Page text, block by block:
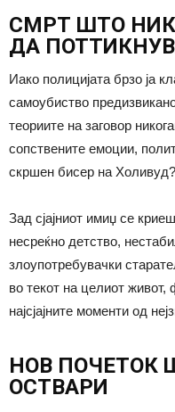
СМРТ ШТО
ДА
Иако полицијата брзо ја
самоубиство
теориите на заговор
сопствените емоции,
скршен бисер на Холивуд?
Зад сјајниот имиџ се
несреќно детство,
злоупотребувачки
во текот на целиот живот,
најсјајните моменти од
НОВ ПОЧЕТОК
ОСТВАРИ